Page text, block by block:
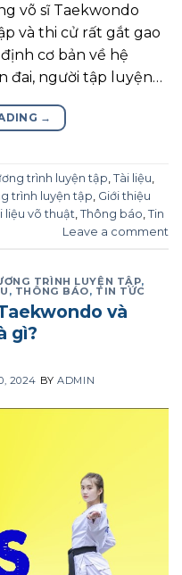
võ sĩ Taekwondo
và thi cử rất gắt gao
cơ bản về hệ
đai, người tập luyện…
→
trình luyện tập, Tài liệu,
trình luyện tập, Giới thiệu
liệu võ thuật, Thông báo, Tin
Leave a comment
TRÌNH LUYỆN TẬP,
, THÔNG BÁO, TIN TỨC
và
gì?
2024 BYADMIN